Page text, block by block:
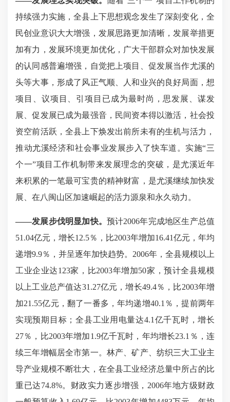
持续强力实施，全县上下思想观念发生了深刻变化，全
民创业意识大大增强，发展思路更加清晰，发展举措更
加有力，发展环境更加优化，广大干部群众对加快发展
的认同感普遍增强，自觉把上项目、促发展当作尤溪的
头等大事， 形成了风正气顺、人和业兴的良好局面，想
项目、议项目、引项目已成为最时尚，思发展、谋发
展、促发展已成为最强音，民间资本得以激活，社会投
资空前活跃，全县上下焕发出前所未有的生机与活力，
推动尤溪经济和社会事业发展步入了快车道。实施“三
个一”项目工作机制带来发展理念的突破，是尤溪近年
来积累的一笔最可宝贵的精神财富，是尤溪继续加快发
展、在八闽山区加速崛起的活力源泉和永久动力。
——发展步伐明显加快。 预计2006年完成地区生产总值
51.04亿元，增长12.5％，比2003年增加16.41亿元，年均
递增9.9％，并呈逐年加快趋势。2006年，全县规模以上
工业企业达123家，比2003年增加50家，预计全县规模
以上工业总产值达31.27亿元，增长49.4％，比2003年增
加21.55亿元，翻了一番多，年均递增40.1％，提前两年
实现预期目标；全县工业用电量达4.1亿千瓦时，增长
27％，比2003年增加1.9亿千瓦时，年均增长23.1％，连
续三年增幅居全市第一。林产、矿产、纺织三大工业主
导产业规模不断壮大，在全县工业经济总量中所占的比
重已达74.8%。财政实力逐步增强，2006年地方级财政